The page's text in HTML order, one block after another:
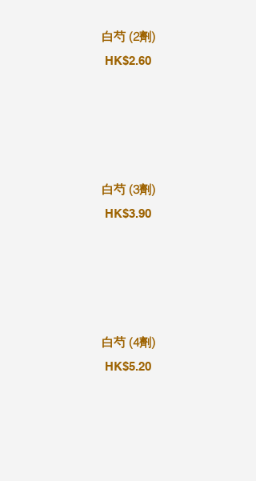
白芍 (2劑)
HK$2.60
白芍 (3劑)
HK$3.90
白芍 (4劑)
HK$5.20